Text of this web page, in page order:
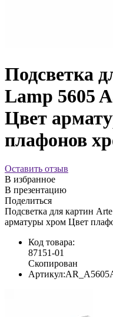
Подсветка
Lamp 5605
Цвет
плафонов
Оставить отзыв
В избранное
В презентацию
Поделиться
Подсветка для картин
арматуры хром Цвет
Код товара:
87151-01
Скопирован
Артикул: